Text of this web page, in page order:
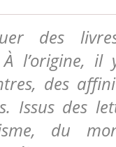
des
l’origine, il
des
Issus des
du